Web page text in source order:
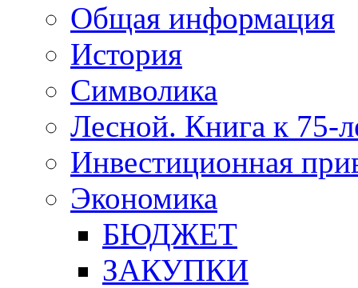
Общая информация
История
Символика
Лесной. Книга к 75-
Инвестиционная
Экономика
БЮДЖЕТ
ЗАКУПКИ